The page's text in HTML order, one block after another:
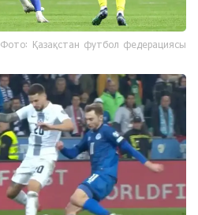
Фото: Қазақстан футбол федерациясы